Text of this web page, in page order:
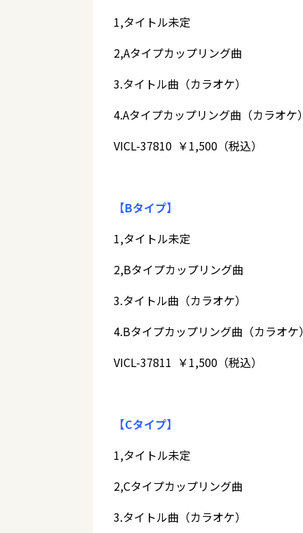
1,タイトル未定
2,Aタイプカップリング曲
3.タイトル曲（カラオケ）
4.Aタイプカップリング曲（カラオケ）
VICL-37810 ￥1,500（税込）
【Bタイプ】
1,タイトル未定
2,Bタイプカップリング曲
3.タイトル曲（カラオケ）
4.Bタイプカップリング曲（カラオケ）
VICL-37811 ￥1,500（税込）
【Cタイプ】
1,タイトル未定
2,Cタイプカップリング曲
3.タイトル曲（カラオケ）